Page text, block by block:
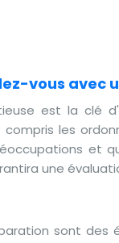
vous avec
est la clé
compris les
et
une
sont des